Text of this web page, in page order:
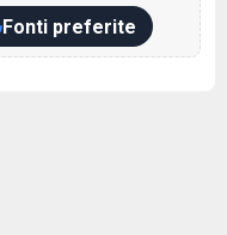
Fonti preferite